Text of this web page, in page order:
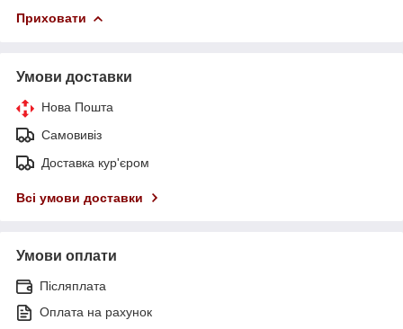
Приховати
Умови доставки
Нова Пошта
Самовивіз
Доставка кур'єром
Всі умови доставки
Умови оплати
Післяплата
Оплата на рахунок